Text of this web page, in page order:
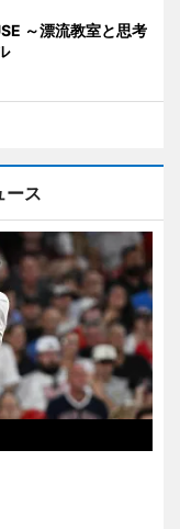
～漂流教室と思考
ース